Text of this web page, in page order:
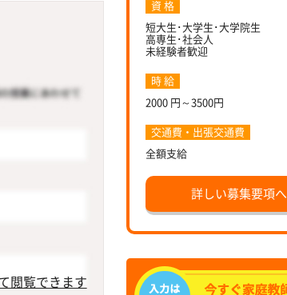
閲覧できます
資 格
短大生･大学生･大学院生
高専生･社会人
未経験者歓迎
時 給
2000 円～3500円
交通費・出張交通費
全額支給
詳しい募集要項へ